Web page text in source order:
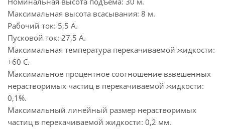
Максимальная высота всасывания: 8 м.
Рабочий ток: 5,5 А.
Пусковой ток: 27,5 А.
Максимальная температура перекачиваемой жидкости:
+60 С.
Максимальное процентное соотношение взвешенных
нерастворимых частиц в перекачиваемой жидкости:
0,1%.
Максимальный линейный размер нерастворимых
частиц в перекачиваемой жидкости: 0,2 мм.